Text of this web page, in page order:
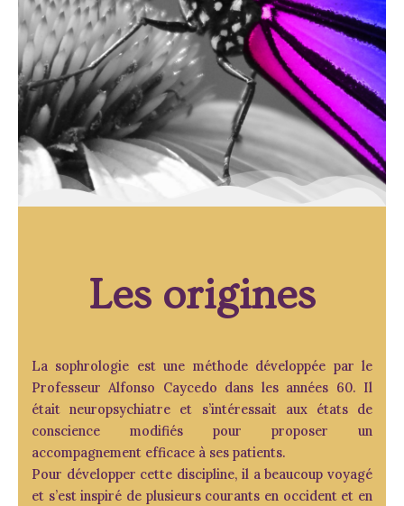
Les origines
La sophrologie est une méthode développée par le
Professeur Alfonso Caycedo dans les années 60. Il
était neuropsychiatre et s’intéressait aux états de
conscience modifiés pour proposer un
accompagnement efficace à ses patients.
Pour développer cette discipline, il a beaucoup voyagé
et s’est inspiré de plusieurs courants en occident et en